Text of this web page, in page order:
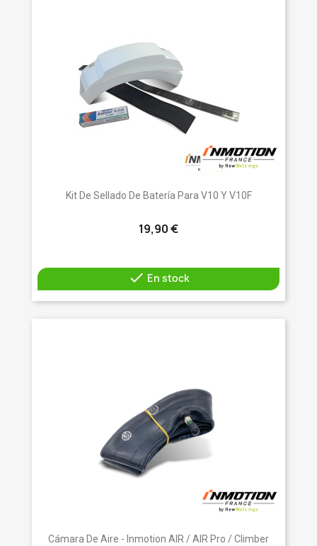
Kit De Sellado De Batería Para V10 Y V10F
19,90 €
 En stock
Cámara De Aire - Inmotion AIR / AIR Pro / Climber